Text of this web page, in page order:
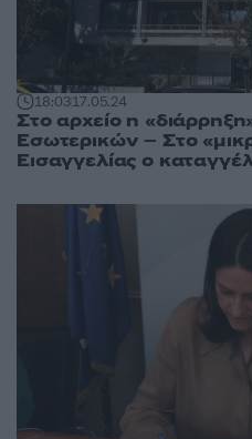
18:0317.05.24
Στο αρχείο η
Εσωτερικών – Στο
Εισαγγελίας ο